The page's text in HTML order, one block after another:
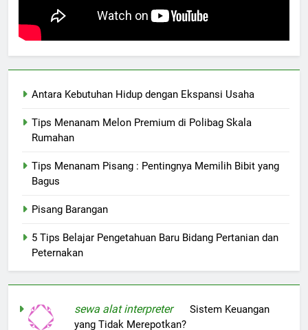
Antara Kebutuhan Hidup dengan Ekspansi Usaha
Tips Menanam Melon Premium di Polibag Skala
Rumahan
Tips Menanam Pisang : Pentingnya Memilih Bibit yang
Bagus
Pisang Barangan
5 Tips Belajar Pengetahuan Baru Bidang Pertanian dan
Peternakan
sewa alat interpreteronSistem Keuangan
yang Tidak Merepotkan?